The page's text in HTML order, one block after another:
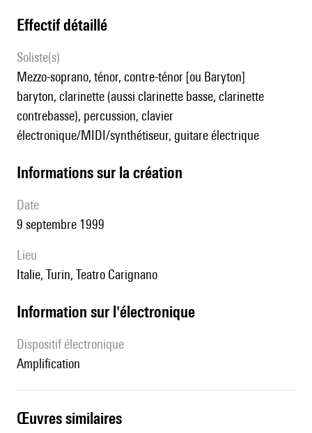
effectif détaillé
Soliste(s)
mezzo-soprano, ténor, contre-ténor [ou Baryton]
baryton, clarinette (aussi clarinette basse, clarinette
contrebasse), percussion, clavier
électronique/MIDI/synthétiseur, guitare électrique
informations sur la création
date
9 septembre 1999
lieu
Italie, Turin, Teatro Carignano
Information sur l'électronique
Dispositif électronique
amplification
œuvres similaires